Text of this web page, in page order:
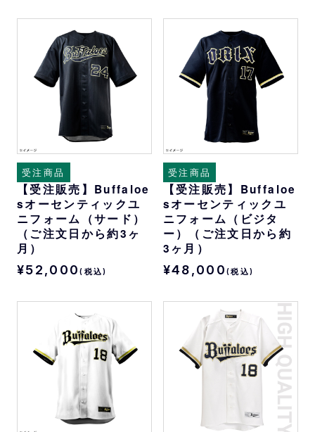
受注商品
【受注販売】Buffaloe
sオーセンティックユ
ニフォーム（サード）
（ご注文日から約3ヶ
月）
¥52,000(税込)
受注商品
【受注販売】Buffaloe
sオーセンティックユ
ニフォーム（ビジタ
ー）（ご注文日から約
3ヶ月）
¥48,000(税込)